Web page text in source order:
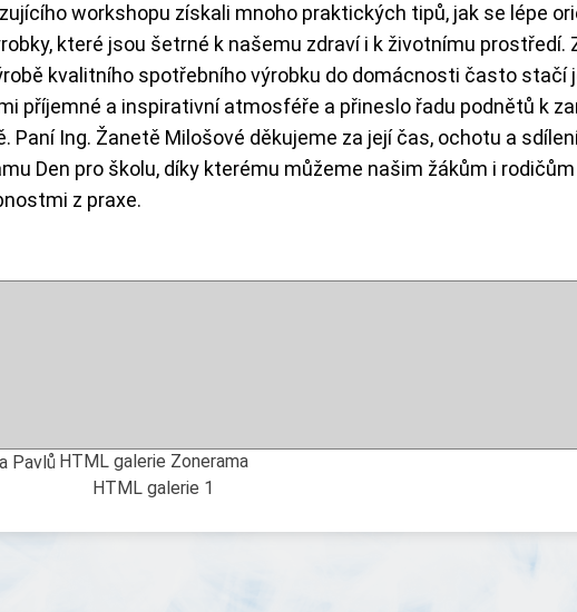
SKIP TO
workshopu získali mnoho praktických tipů, jak se lépe
které jsou šetrné k našemu zdraví i k životnímu prostředí.
kvalitního spotřebního výrobku do domácnosti často stačí
příjemné a inspirativní atmosféře a přineslo řadu podnětů k
Paní Ing. Žanetě Milošové děkujeme za její čas, ochotu a
Den pro školu, díky kterému můžeme našim žákům i rodičům
z praxe.
HTML galerie Zonerama
HTML galerie 1
Pavlů